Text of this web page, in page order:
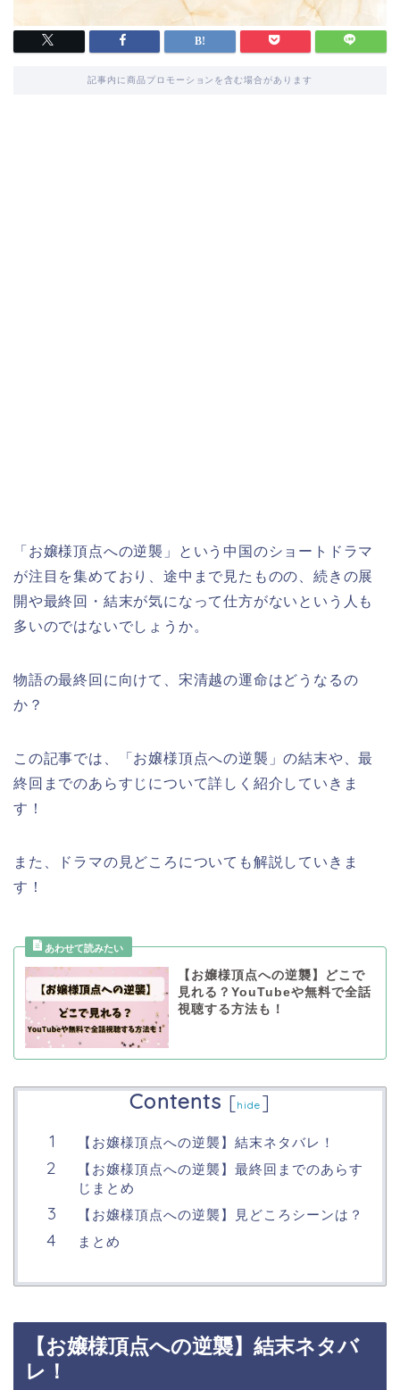
記事内に商品プロモーションを含む場合があります
「お嬢様頂点への逆襲」という中国のショートドラマ
が注目を集めており、途中まで見たものの、続きの展
開や最終回・結末が気になって仕方がないという人も
多いのではないでしょうか。
物語の最終回に向けて、宋清越の運命はどうなるの
か？
この記事では、「お嬢様頂点への逆襲」の結末や、最
終回までのあらすじについて詳しく紹介していきま
す！
また、ドラマの見どころについても解説していきま
す！
【お嬢様頂点への逆襲】どこで
見れる？YouTubeや無料で全話
視聴する方法も！
Contents [hide ]
【お嬢様頂点への逆襲】結末ネタバレ！
【お嬢様頂点への逆襲】最終回までのあらす
じまとめ
【お嬢様頂点への逆襲】見どころシーンは？
まとめ
【お嬢様頂点への逆襲】結末ネタバ
レ！